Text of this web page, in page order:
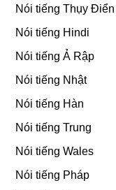
Nói tiếng Thụy Điển
Nói tiếng Hindi
Nói tiếng Ả Rập
Nói tiếng Nhật
Nói tiếng Hàn
Nói tiếng Trung
Nói tiếng Wales
Nói tiếng Pháp